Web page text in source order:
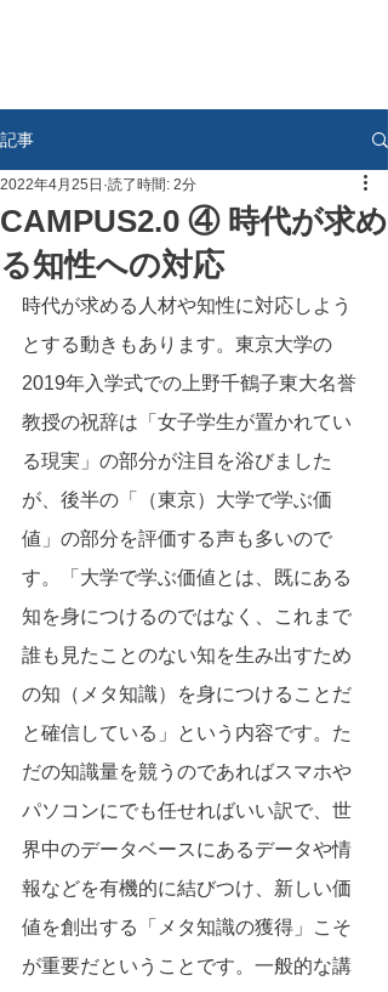
記事
CAMPUS2.0 ④ 時代が求め
る知性への対応
2022年4月25日 読了時間: 2分
時代が求める人材や知性に対応しよう
とする動きもあります。東京大学の
2019年入学式での上野千鶴子東大名誉
教授の祝辞は「女子学生が置かれてい
る現実」の部分が注目を浴びました
が、後半の「（東京）大学で学ぶ価
値」の部分を評価する声も多いので
す。「大学で学ぶ価値とは、既にある
知を身につけるのではなく、これまで
誰も見たことのない知を生み出すため
の知（メタ知識）を身につけることだ
と確信している」という内容です。た
だの知識量を競うのであればスマホや
パソコンにでも任せればいい訳で、世
界中のデータベースにあるデータや情
報などを有機的に結びつけ、新しい価
値を創出する「メタ知識の獲得」こそ
が重要だということです。一般的な講